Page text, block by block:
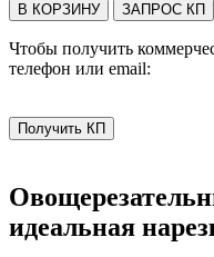
В КОРЗИНУ ЗАПРОС КП
Чтобы получить
телефон или email:
Получить КП
идеальная